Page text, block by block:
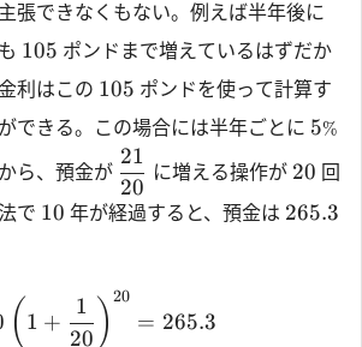
張できなくもない。例えば半年後に
105 ポンドまで増えているはずだか
利はこの 105 ポンドを使って計算す
できる。この場合には半年ごとに 5%
ら、預金が
20
21
に増える操作が 20 回
で 10 年が経過すると、預金は 265.3
( 1 +
20
1 ) 20
= 265.3